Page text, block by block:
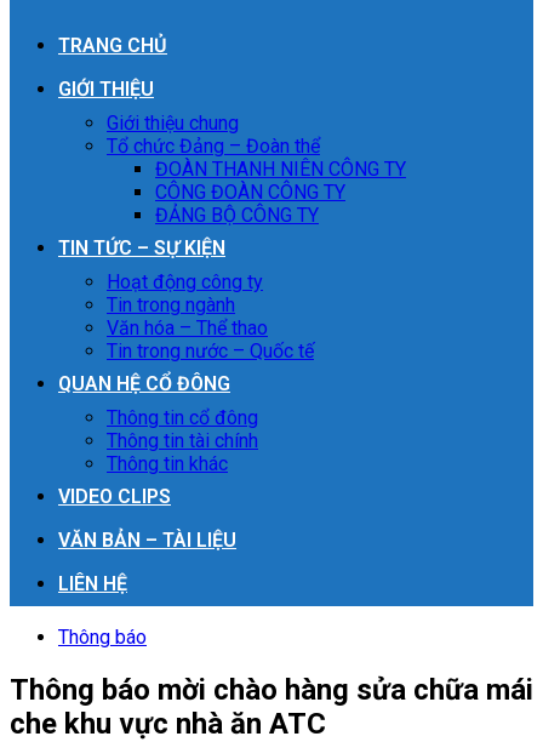
TRANG CHỦ
GIỚI THIỆU
Giới thiệu chung
Tổ chức Đảng – Đoàn thể
ĐOÀN THANH NIÊN CÔNG TY
CÔNG ĐOÀN CÔNG TY
ĐẢNG BỘ CÔNG TY
TIN TỨC – SỰ KIỆN
Hoạt động công ty
Tin trong ngành
Văn hóa – Thể thao
Tin trong nước – Quốc tế
QUAN HỆ CỔ ĐÔNG
Thông tin cổ đông
Thông tin tài chính
Thông tin khác
VIDEO CLIPS
VĂN BẢN – TÀI LIỆU
LIÊN HỆ
Thông báo
Thông báo mời chào hàng sửa chữa mái
che khu vực nhà ăn ATC